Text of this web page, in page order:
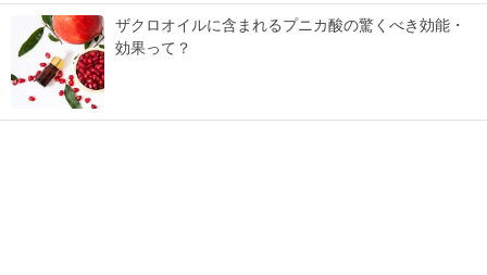
ザクロオイルに含まれるプニカ酸の驚くべき効能・
効果って？